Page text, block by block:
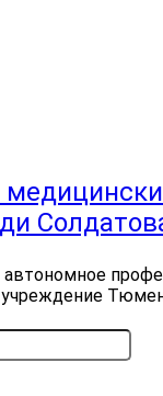
автономное
учреждение